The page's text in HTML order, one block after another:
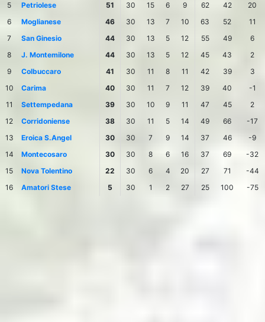
5
Petriolese 51 30 15 6 9 62 42
20
6
Moglianese 46 30 13 7 10 63 52
11
7
San Ginesio 44 30 13 5 12 55 49
6
8
J. Montemilone 44 30 13 5 12 45 43
2
9
Colbuccaro 41 30 11 8 11 42 39
3
10
Carima 40 30 11 7 12 39 40
-1
11
Settempedana 39 30 10 9 11 47 45
2
12
Corridoniense 38 30 11 5 14 49 66
-17
13
Eroica S.Angel 30 30 7 9 14 37 46
-9
14
Montecosaro 30 30 8 6 16 37 69
-32
15
Nova Tolentino 22 30 6 4 20 27 71
-44
16
Amatori Stese 5 30 1 2 27 25 100 -75